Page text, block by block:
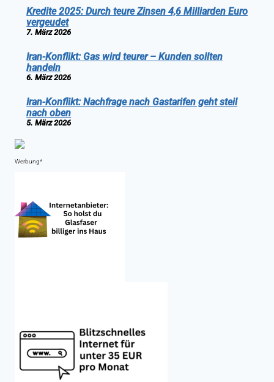
Kredite 2025: Durch teure Zinsen 4,6 Milliarden Euro
vergeudet
7. März 2026
Iran-Konflikt: Gas wird teurer – Kunden sollten
handeln
6. März 2026
Iran-Konflikt: Nachfrage nach Gastarifen geht steil
nach oben
5. März 2026
Werbung*